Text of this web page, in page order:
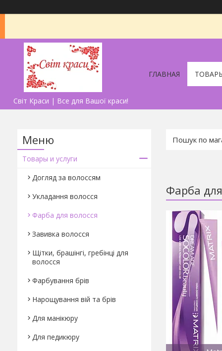
Світ Краси | Все для Вашої краси!
ГЛАВНАЯ
Фарба
Товары и услуги
Догляд за волоссям
Укладання волосся
Фарба для волосся
Завивка волосся
Щітки, брашінгі, гребінці для
волосся
Фарбування брів
Нарощування вій та брів
Для манікюру
Для педикюру